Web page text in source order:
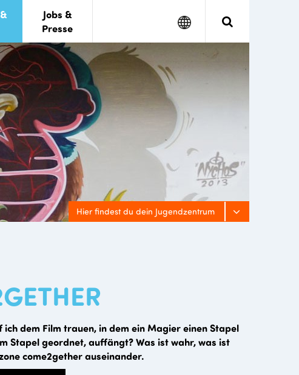
Jobs &
Presse
Search
Google
Hier findest du dein Jugendzentrum
dem Film trauen, in dem ein Magier einen Stapel
Stapel geordnet, auffängt? Was ist wahr, was ist
come2gether auseinander.